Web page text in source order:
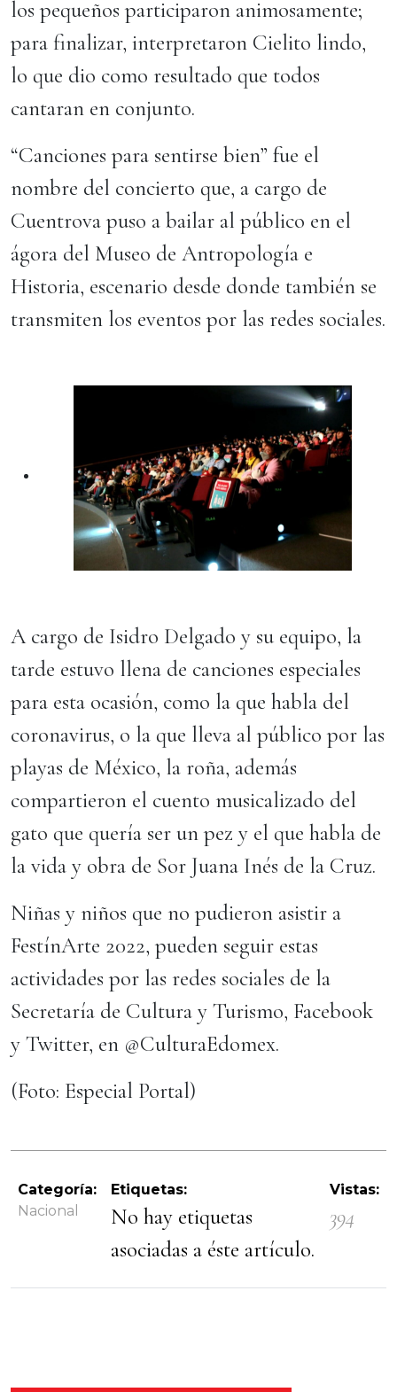
los pequeños participaron animosamente;
para finalizar, interpretaron Cielito lindo,
lo que dio como resultado que todos
cantaran en conjunto.
“Canciones para sentirse bien” fue el
nombre del concierto que, a cargo de
Cuentrova puso a bailar al público en el
ágora del Museo de Antropología e
Historia, escenario desde donde también se
transmiten los eventos por las redes sociales.
A cargo de Isidro Delgado y su equipo, la
tarde estuvo llena de canciones especiales
para esta ocasión, como la que habla del
coronavirus, o la que lleva al público por las
playas de México, la roña, además
compartieron el cuento musicalizado del
gato que quería ser un pez y el que habla de
la vida y obra de Sor Juana Inés de la Cruz.
Niñas y niños que no pudieron asistir a
FestínArte 2022, pueden seguir estas
actividades por las redes sociales de la
Secretaría de Cultura y Turismo, Facebook
y Twitter, en @CulturaEdomex.
(Foto: Especial Portal)
Categoría:
Nacional
Etiquetas:
No hay etiquetas
asociadas a éste artículo.
Vistas:
394